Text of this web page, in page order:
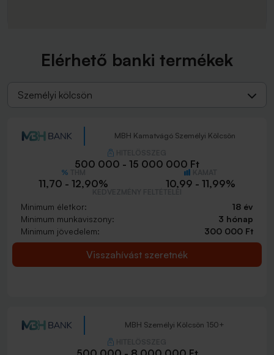
Elérhető banki termékek
Személyi kölcsön
MBH Kamatvágó Személyi Kölcsön
500 000 - 15 000 000 Ft
11,70 - 12,90% 10,99 - 11,99%
Minimum életkor:
18 év
Minimum munkaviszony:
3 hónap
Minimum jövedelem:
300 000 Ft
Visszahívást szeretnék
MBH Személyi Kölcsön 150+